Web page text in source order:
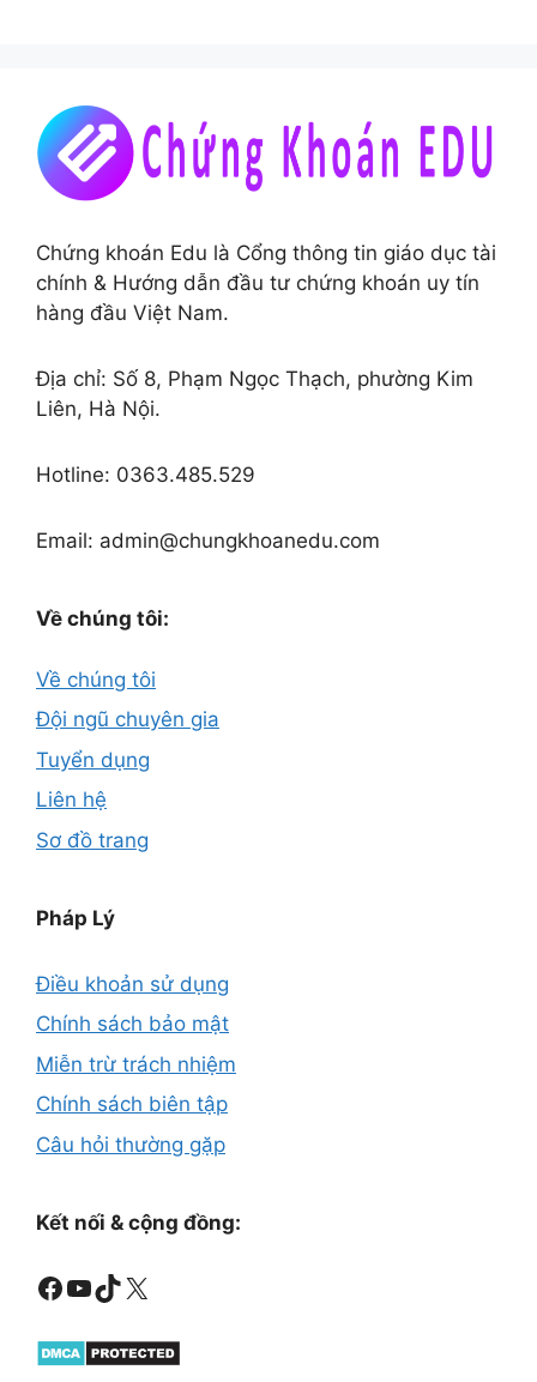
Chứng khoán Edu là Cổng thông tin giáo dục tài
chính & Hướng dẫn đầu tư chứng khoán uy tín
hàng đầu Việt Nam.
Địa chỉ: Số 8, Phạm Ngọc Thạch, phường Kim
Liên, Hà Nội.
Hotline: 0363.485.529
Email: admin@chungkhoanedu.com
Về chúng tôi:
Về chúng tôi
Đội ngũ chuyên gia
Tuyển dụng
Liên hệ
Sơ đồ trang
Pháp Lý
Điều khoản sử dụng
Chính sách bảo mật
Miễn trừ trách nhiệm
Chính sách biên tập
Câu hỏi thường gặp
Kết nối & cộng đồng:
Facebook
Youtube
TikTok
X